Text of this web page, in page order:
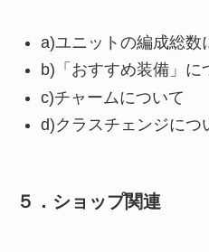
a)ユニットの編成総数
b)「おすすめ装備」に
c)チャームについて
d)クラスチェンジにつ
５．ショップ関連